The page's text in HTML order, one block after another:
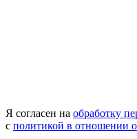
Я согласен на обработку
с политикой в отношении